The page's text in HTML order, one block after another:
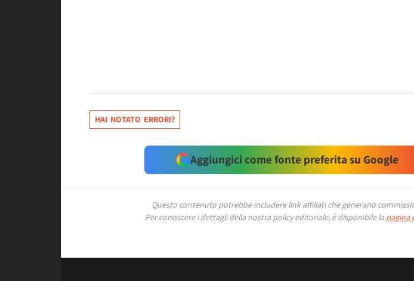
HAI NOTATO ERRORI?
Aggiungici come fonte preferita su Google
Questo contenuto potrebbe includere link affiliati che generano
Per conoscere i dettagli della nostra policy editoriale, è disponibile la pagina